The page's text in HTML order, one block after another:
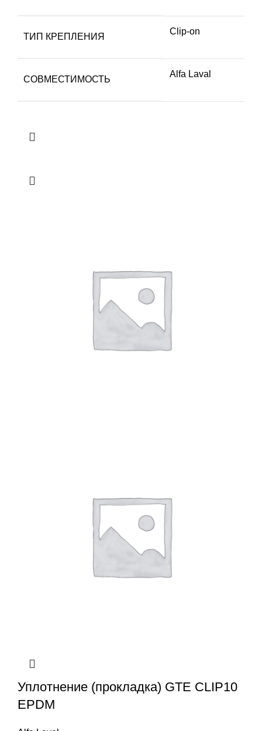
ТИП КРЕПЛЕНИЯ
Clip-on
СОВМЕСТИМОСТЬ
Alfa Laval
Уплотнение (прокладка) GTE CLIP10
EPDM